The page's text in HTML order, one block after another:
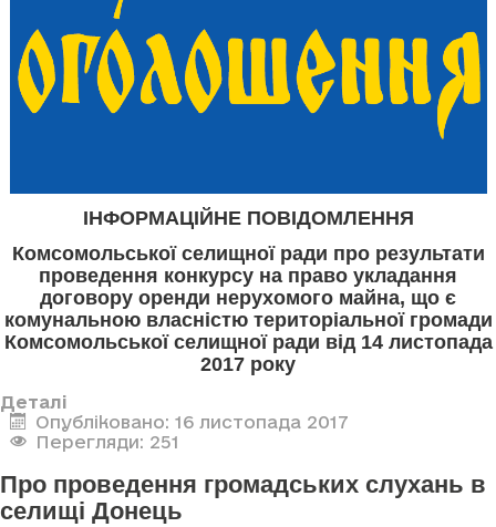
ІНФОРМАЦІЙНЕ ПОВІДОМЛЕННЯ
Комсомольської селищної ради про результати
проведення конкурсу на право укладання
договору оренди нерухомого майна, що є
комунальною власністю територіальної громади
Комсомольської селищної ради від 14 листопада
2017 року
Деталі
Опубліковано: 16 листопада 2017
Перегляди: 251
Про проведення громадських слухань в
селищі Донець